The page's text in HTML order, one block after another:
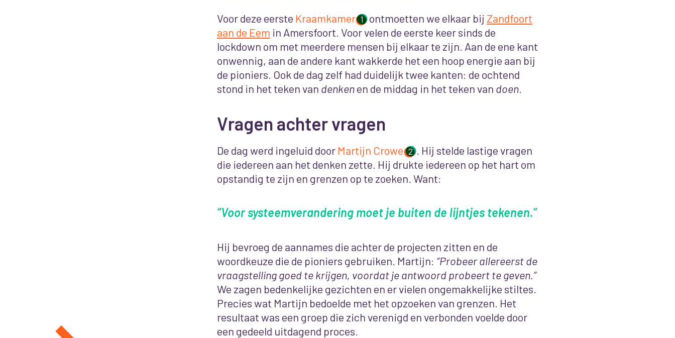
Voor deze eerste Kraamkamer 1 ontmoetten we elkaar bij Zandfoort
aan de Eem in Amersfoort. Voor velen de eerste keer sinds de
lockdown om met meerdere mensen bij elkaar te zijn. Aan de ene kant
onwennig, aan de andere kant wakkerde het een hoop energie aan bij
de pioniers. Ook de dag zelf had duidelijk twee kanten: de ochtend
stond in het teken van denkenen de middag in het teken van doen.
Vragen achter vragen
De dag werd ingeluid door Martijn Crowe 2 . Hij stelde lastige vragen
die iedereen aan het denken zette. Hij drukte iedereen op het hart om
opstandig te zijn en grenzen op te zoeken. Want:
“Voor systeemverandering moet je buiten de lijntjes tekenen.”
Hij bevroeg de aannames die achter de projecten zitten en de
woordkeuze die de pioniers gebruiken. Martijn: “Probeer allereerst de
vraagstelling goed te krijgen, voordat je antwoord probeert te geven.”
We zagen bedenkelijke gezichten en er vielen ongemakkelijke stiltes.
Precies wat Martijn bedoelde met het opzoeken van grenzen. Het
resultaat was een groep die zich verenigd en verbonden voelde door
een gedeeld uitdagend proces.